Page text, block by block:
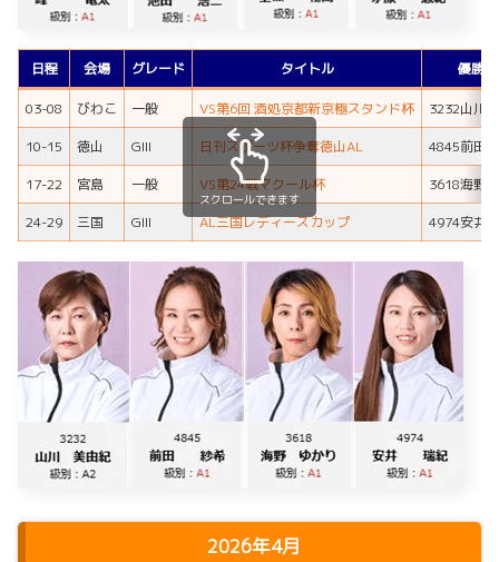
日程 会場 グレード タイトル 優勝者
03-08 びわこ 一般 VS第6回 酒処京都新京極スタンド杯
3232山川
10-15
徳山 GIII 日刊スポーツ杯争奪徳山AL
4845前田
17-22
宮島 一般 VS第24戦マクール杯
3618海野
24-29
三国 GIII AL三国レディースカップ 4974安井
スクロールできます
2026年4月